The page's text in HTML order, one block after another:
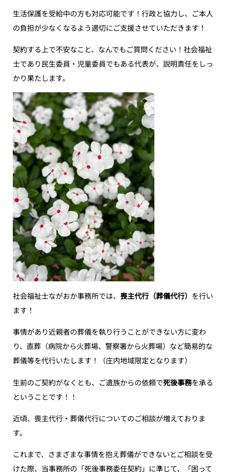
生活保護を受給中の方も対応可能です！行政と協力し、ご本人
の負担が少なくなるよう適切にご支援させていただきます！
契約する上で不安なこと、なんでもご質問ください！社会福祉
士であり民生委員・児童委員でもある代表が、説明責任をしっ
かり果たします。
社会福祉士ながおか事務所では、喪主代行（葬儀代行） を行い
ます！
事情があり近親者の葬儀を執り行うことができない方に変わ
り、直葬（病院から火葬場、警察署から火葬場）など簡易的な
葬儀等を代行いたします！（庄内地域限定となります）
生前のご契約がなくとも、ご遺族からの依頼で死後事務を承る
ということです！！
近頃、喪主代行・葬儀代行についてのご相談が増えておりま
す。
これまで、さまざまな事情を抱え葬儀ができないとご相談を受
けた際、当事務所の「死後事務委任契約」に準じて、「困って